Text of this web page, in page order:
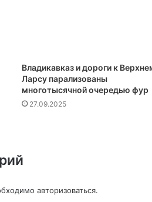
Владикавказ и дороги к
Ларсу парализованы
многотысячной очередью фур
27.09.2025
авторизоваться.